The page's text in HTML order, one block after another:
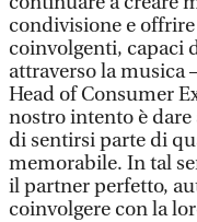
condivisione e
coinvolgenti, capaci
attraverso la musica
Head of Consumer
nostro intento è
di sentirsi parte di
memorabile. In tal
il partner perfetto,
coinvolgere con la